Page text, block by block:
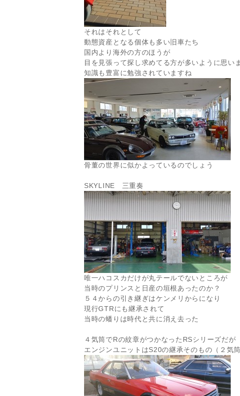
それはそれとして
動態資産となる個体も多い旧車たち
国内より海外の方のほうが
目を見張って探し求めてる方が多いように思い
知識も豊富に勉強されていますね
骨董の世界に似かよっているのでしょう
SKYLINE 三重奏
唯一ハコスカだけが丸テールでないところが
当時のプリンスと日産の垣根あったのか？
５４からの引き継ぎはケンメリからになり
現行GTRにも継承されて
当時の蟠りは時代と共に消え去った
４気筒でRの紋章がつかなったRSシリーズだが
エンジンユニットはS20の継承そのもの（２気